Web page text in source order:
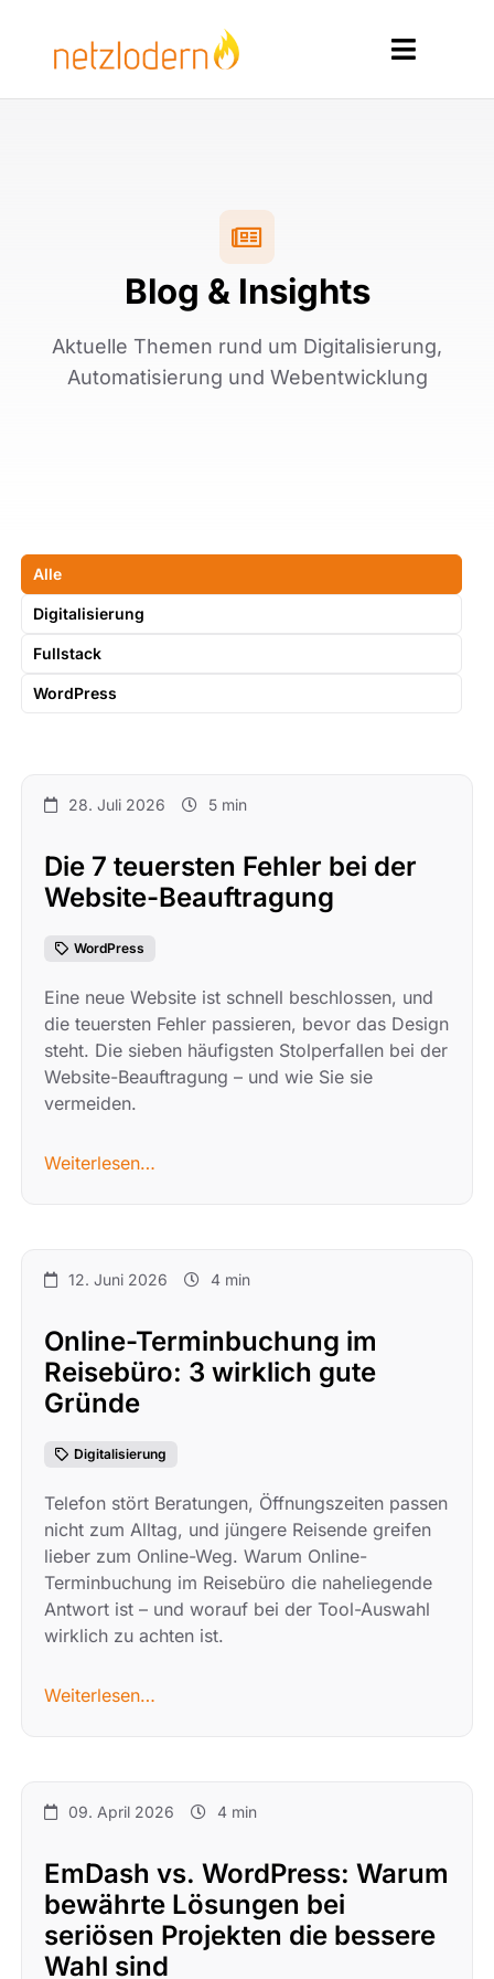
springen
Toggle
Kontakt
Blog & Insights
Aktuelle Themen rund um Digitalisierung,
Automatisierung und Webentwicklung
Alle
Digitalisierung
Fullstack
WordPress
28. Juli 2026 5 min
Die 7 teuersten Fehler bei der
Website-Beauftragung
WordPress
Eine neue Website ist schnell beschlossen, und
die teuersten Fehler passieren, bevor das Design
steht. Die sieben häufigsten Stolperfallen bei der
Website-Beauftragung – und wie Sie sie
vermeiden.
Weiterlesen…
12. Juni 2026 4 min
Online-Terminbuchung im
Reisebüro: 3 wirklich gute
Gründe
Digitalisierung
Telefon stört Beratungen, Öffnungszeiten passen
nicht zum Alltag, und jüngere Reisende greifen
lieber zum Online-Weg. Warum Online-
Terminbuchung im Reisebüro die naheliegende
Antwort ist – und worauf bei der Tool-Auswahl
wirklich zu achten ist.
Weiterlesen…
09. April 2026 4 min
EmDash vs. WordPress: Warum
bewährte Lösungen bei
seriösen Projekten die bessere
Wahl sind